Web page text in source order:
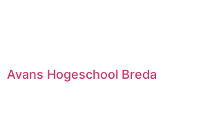
Avans Hogeschool Breda